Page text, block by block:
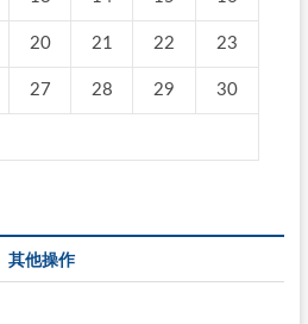
20 21 22 23
27 28 29 30
其他操作